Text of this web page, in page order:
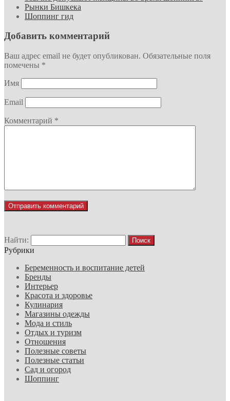
Рынки Бишкека
Шоппинг гид
Добавить комментарий
Ваш адрес email не будет опубликован. Обязательные поля
помечены *
Имя
Email
Комментарий *
Найти:
Рубрики
Беременность и воспитание детей
Бренды
Интерьер
Красота и здоровье
Кулинария
Магазины одежды
Мода и стиль
Отдых и туризм
Отношения
Полезные советы
Полезные статьи
Сад и огород
Шоппинг